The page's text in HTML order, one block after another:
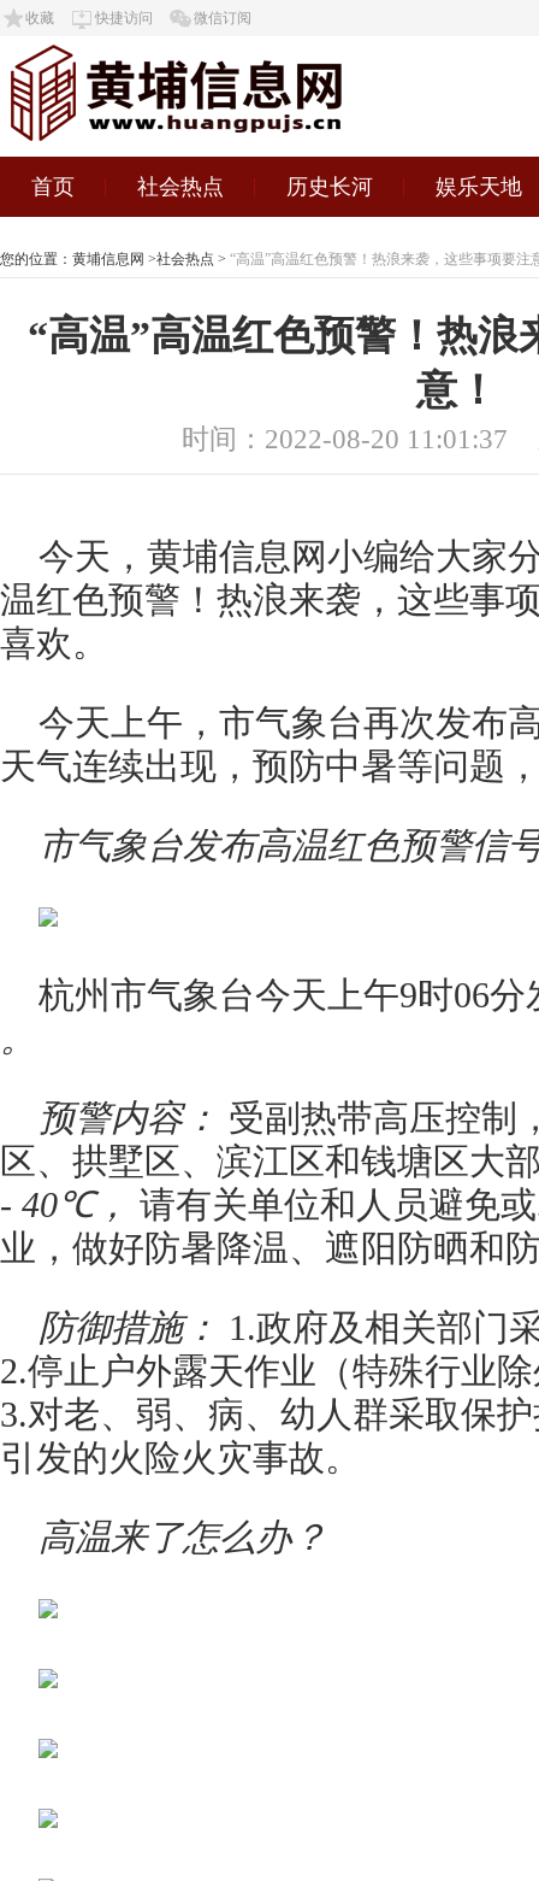
收藏 快捷访问 微信订阅
首页 社会热点 历史长河 娱乐天地
您的位置： 黄埔信息网 >社会热点 > “高温”高温红色预警！热浪来袭，这些事项要注
“高温”高温红色预警！热浪
意！
时间：2022-08-20 11:01:37
今天，黄埔信息网小编给大家
温红色预警！热浪来袭，这些事
喜欢。
今天上午，市气象台再次发布
天气连续出现，预防中暑等问题
市气象台发布高温红色预警信
杭州市气象台今天上午9时06分
。
预警内容： 受副热带高压控制
区、拱墅区、滨江区和钱塘区大
- 40℃， 请有关单位和人员避免
业，做好防暑降温、遮阳防晒和
防御措施： 1.政府及相关部门
2.停止户外露天作业（特殊行业
3.对老、弱、病、幼人群采取保
引发的火险火灾事故。
高温来了怎么办？